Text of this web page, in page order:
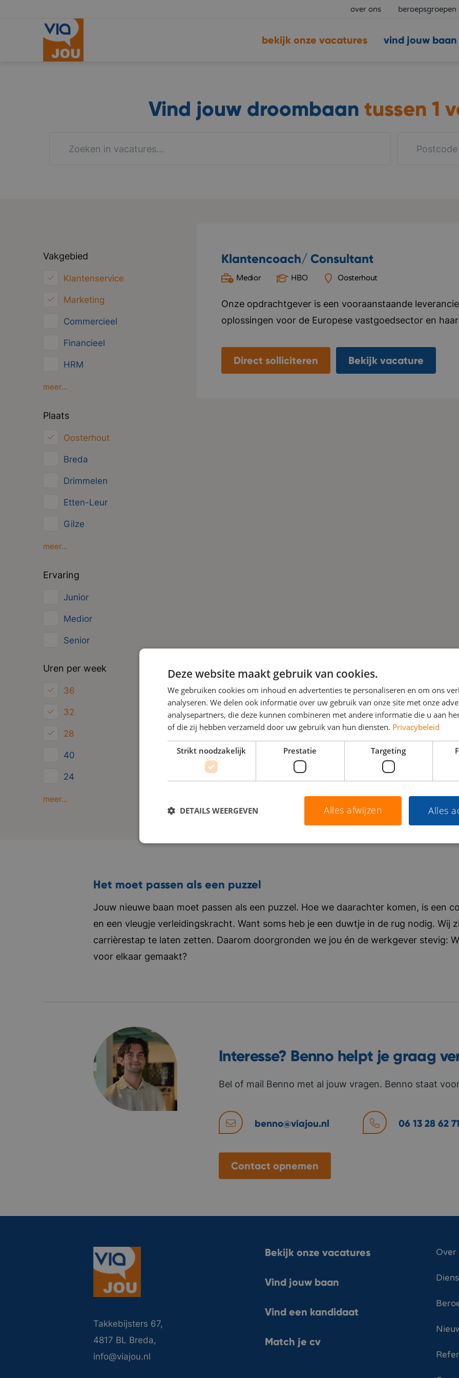
over ons beroepsgroepen
vind jouw baan
bekijk onze vacatures
Vind jouw droombaan tussen 1
Vakgebied
Klantenservice
Marketing
Commercieel
Financieel
HRM
Inkoop/Logistiek
meer...
Plaats
Oosterhout
Breda
Drimmelen
Etten-Leur
Gilze
Moerdijk
meer...
Ervaring
Junior
Medior
Senior
Uren per week
36
32
28
40
24
Minder dan 24
meer...
Klantencoach/ Consultant
Medior HBO Oosterhout
Onze opdrachtgever is een vooraanstaande
oplossingen voor de Europese vastgoedsector en
gebruiken zo’n 41.000+ VvE’s hun software, beheerd
Direct solliciteren Bekijk vacature
Het moet passen als een puzzel
Jouw nieuwe baan moet passen als een puzzel. Hoe we daarachter komen, is een
en een vleugje verleidingskracht. Want soms heb je een duwtje in de rug nodig. Wij
carrièrestap te laten zetten. Daarom doorgronden we jou én de werkgever stevig:
voor elkaar gemaakt?
Interesse? Benno helpt je graag
Bel of mail Benno met al jouw vragen. Benno staat
benno@viajou.nl 06 13 28 62 71
Contact opnemen
Takkebijsters 67,
4817 BL Breda,
info@viajou.nl
Bekijk onze vacatures
Vind jouw baan
Vind een kandidaat
Match je cv
Over
Deze website maakt gebruik van cookies.
We gebruiken cookies om inhoud en advertenties te personaliseren en om ons
analyseren. We delen ook informatie over uw gebruik van onze site met onze
analysepartners, die deze kunnen combineren met andere informatie die u aan
of die zij hebben verzameld door uw gebruik van hun diensten. Privacybeleid
Strikt noodzakelijk Prestatie Targeting
Alles
Alles afwijzen
DETAILS WEERGEVEN